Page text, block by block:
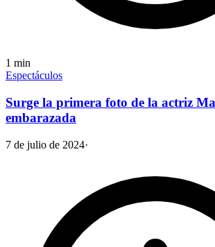
1 min
Espectáculos
Surge la primera foto de la actriz
embarazada
7 de julio de 2024·